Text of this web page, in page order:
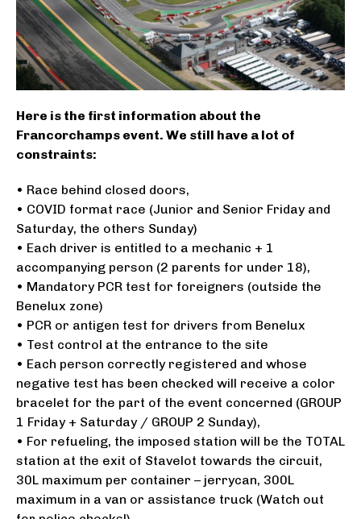
Here is the first information about the
Francorchamps event. We still have a lot of
constraints:
• Race behind closed doors,
• COVID format race (Junior and Senior Friday and
Saturday, the others Sunday)
• Each driver is entitled to a mechanic + 1
accompanying person (2 parents for under 18),
• Mandatory PCR test for foreigners (outside the
Benelux zone)
• PCR or antigen test for drivers from Benelux
• Test control at the entrance to the site
• Each person correctly registered and whose
negative test has been checked will receive a color
bracelet for the part of the event concerned (GROUP
1 Friday + Saturday / GROUP 2 Sunday),
• For refueling, the imposed station will be the TOTAL
station at the exit of Stavelot towards the circuit,
30L maximum per container – jerrycan, 300L
maximum in a van or assistance truck (Watch out